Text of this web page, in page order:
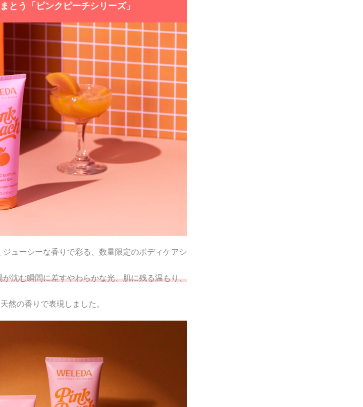
とう「ピンクピーチシリーズ」
ジューシーな香りで彩る、数量限定のボディケアシ
沈む瞬間に差すやわらかな光、肌に残る温もり、
然の香りで表現しました。